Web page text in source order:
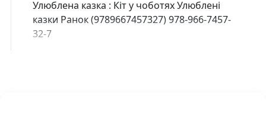
Улюблена казка : Кіт у чоботях Улюблені
казки Ранок (9789667457327) 978-966-7457-
32-7